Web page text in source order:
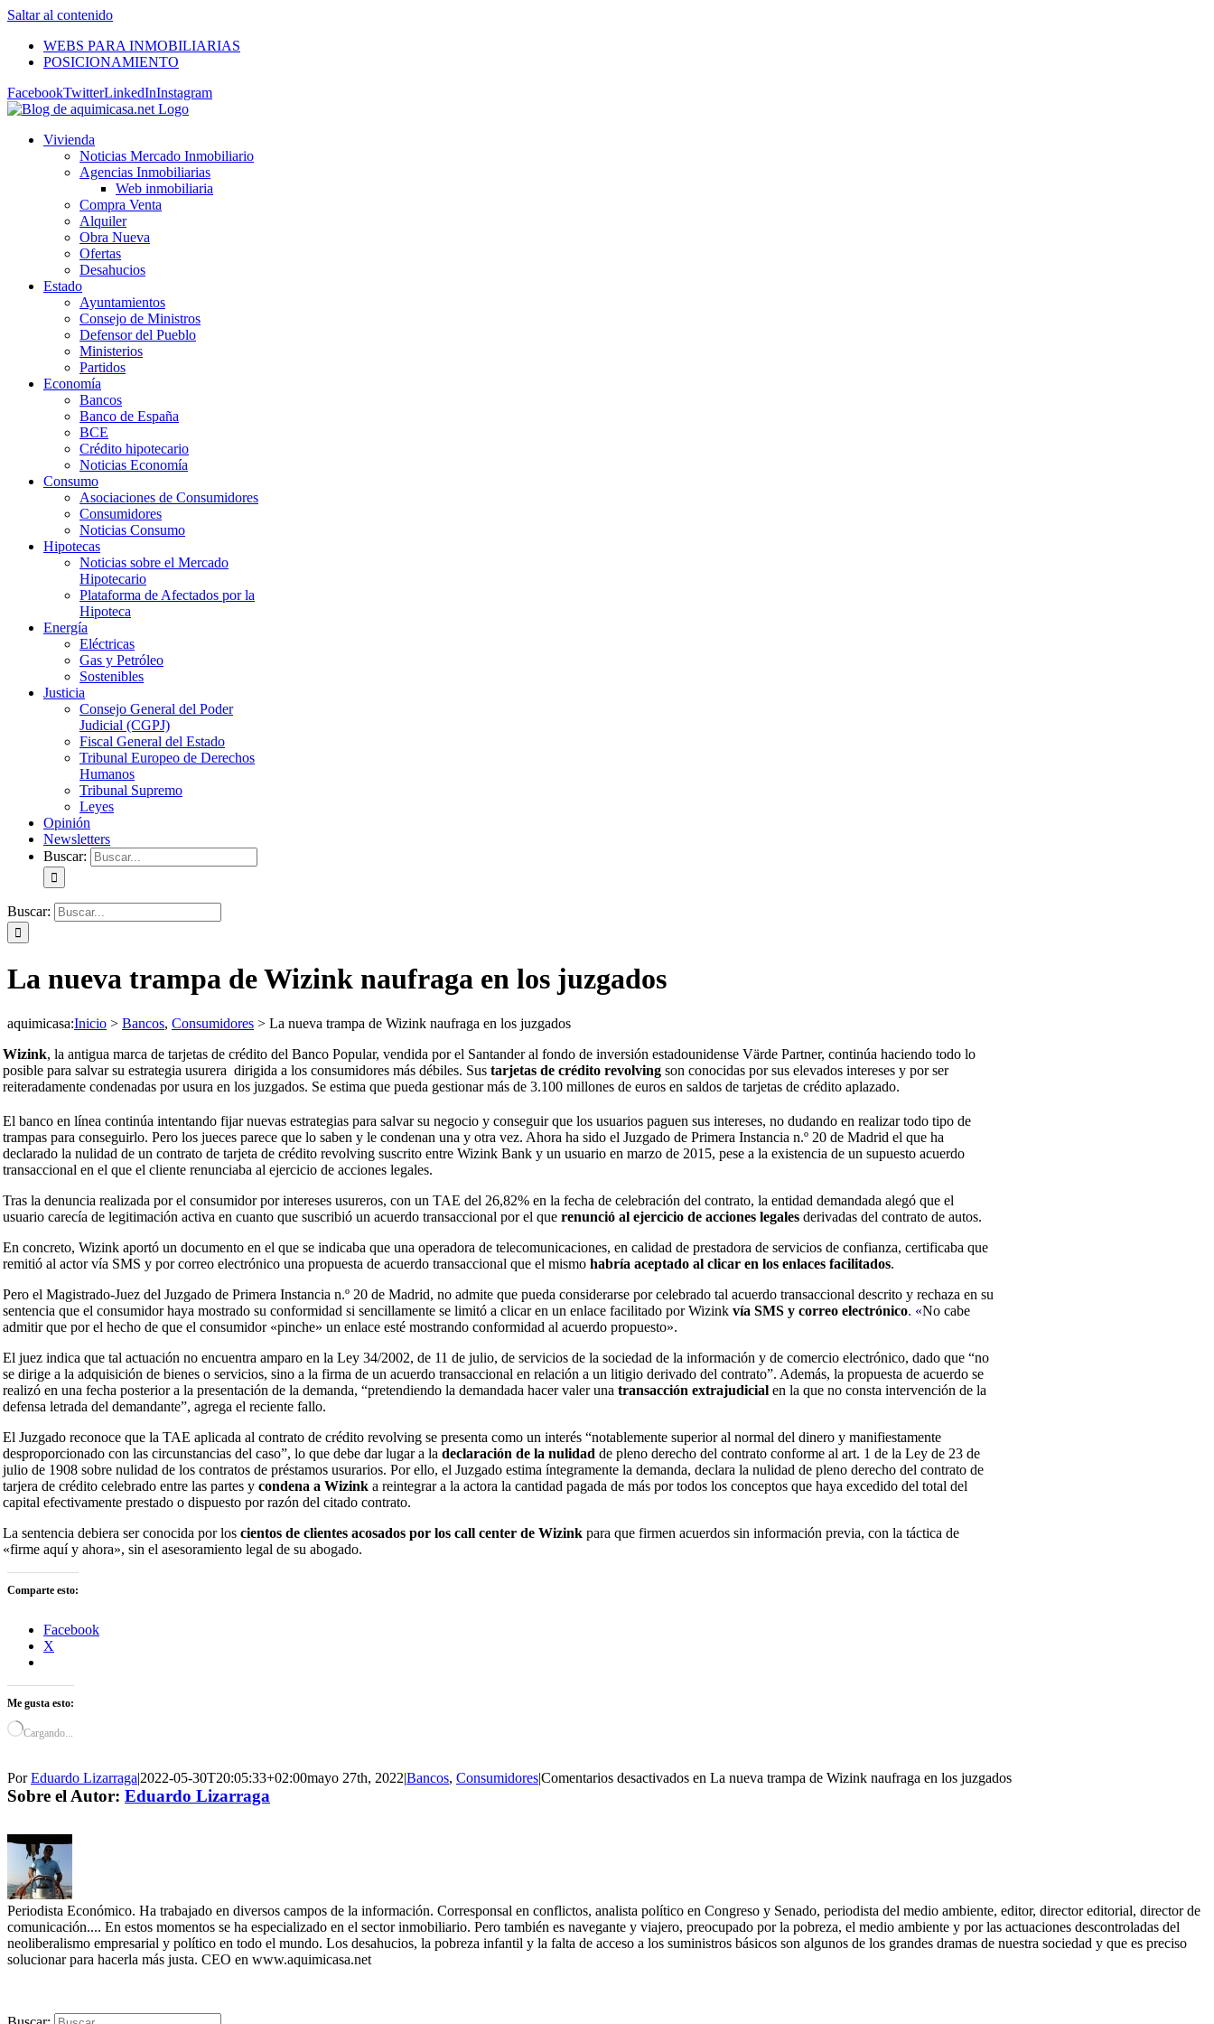
Saltar al contenido
WEBS PARA INMOBILIARIAS
POSICIONAMIENTO
FacebookTwitterLinkedInInstagram
Vivienda
Noticias Mercado Inmobiliario
Agencias Inmobiliarias
Web inmobiliaria
Compra Venta
Alquiler
Obra Nueva
Ofertas
Desahucios
Estado
Ayuntamientos
Consejo de Ministros
Defensor del Pueblo
Ministerios
Partidos
Economía
Bancos
Banco de España
BCE
Crédito hipotecario
Noticias Economía
Consumo
Asociaciones de Consumidores
Consumidores
Noticias Consumo
Hipotecas
Noticias sobre el Mercado
Hipotecario
Plataforma de Afectados por la
Hipoteca
Energía
Eléctricas
Gas y Petróleo
Sostenibles
Justicia
Consejo General del Poder
Judicial (CGPJ)
Fiscal General del Estado
Tribunal Europeo de Derechos
Humanos
Tribunal Supremo
Leyes
Opinión
Newsletters
Buscar:
Buscar:
La nueva trampa de Wizink naufraga en los juzgados
aquimicasa:Inicio > Bancos, Consumidores > La nueva trampa de Wizink naufraga en los juzgados
Wizink, la antigua marca de tarjetas de crédito del Banco Popular, vendida por el Santander al fondo de inversión estadounidense Värde Partner, continúa haciendo todo lo
posible para salvar su estrategia usurera dirigida a los consumidores más débiles. Sustarjetas de crédito revolving son conocidas por sus elevados intereses y por ser
reiteradamente condenadas por usura en los juzgados. Se estima que pueda gestionar más de 3.100 millones de euros en saldos de tarjetas de crédito aplazado.
​El banco en línea continúa intentando fijar nuevas estrategias para salvar su negocio y conseguir que los usuarios paguen sus intereses, no dudando en realizar todo tipo de
trampas para conseguirlo. Pero los jueces parece que lo saben y le condenan una y otra vez. Ahora ha sido el Juzgado de Primera Instancia n.º 20 de Madrid el que ha
declarado la nulidad de un contrato de tarjeta de crédito revolving suscrito entre Wizink Bank y un usuario en marzo de 2015, pese a la existencia de un supuesto acuerdo
transaccional en el que el cliente renunciaba al ejercicio de acciones legales.
Tras la denuncia realizada por el consumidor por intereses usureros, con un TAE del 26,82% en la fecha de celebración del contrato, la entidad demandada alegó que el
usuario carecía de legitimación activa en cuanto que suscribió un acuerdo transaccional por el querenunció al ejercicio de acciones legales derivadas del contrato de autos.
En concreto, Wizink aportó un documento en el que se indicaba que una operadora de telecomunicaciones, en calidad de prestadora de servicios de confianza, certificaba que
remitió al actor vía SMS y por correo electrónico una propuesta de acuerdo transaccional que el mismohabría aceptado al clicar en los enlaces facilitados.
Pero el Magistrado-Juez del Juzgado de Primera Instancia n.º 20 de Madrid, no admite que pueda considerarse por celebrado tal acuerdo transaccional descrito y rechaza en su
sentenciaque el consumidor haya mostrado su conformidad si sencillamente se limitó a clicar en un enlace facilitado por Wizinkvía SMS y correo electrónico. «No cabe
admitir que por el hecho de que el consumidor «pinche» un enlace esté mostrando conformidad al acuerdo propuesto».
El juez indica que tal actuación no encuentra amparo en la Ley 34/2002, de 11 de julio, de servicios de la sociedad de la información y de comercio electrónico, dado que “no
se dirige a la adquisición de bienes o servicios, sino a la firma de un acuerdo transaccional en relación a un litigio derivado del contrato”. Además, la propuesta de acuerdo se
realizó en una fecha posterior a la presentación de la demanda, “pretendiendo la demandada hacer valer unatransacción extrajudicial en la que no consta intervención de la
defensa letrada del demandante”, agrega el reciente fallo.
El Juzgado reconoce que la TAE aplicada al contrato de crédito revolving se presenta como un interés “notablemente superior al normal del dinero y manifiestamente
desproporcionado con las circunstancias del caso”, lo que debe dar lugar a ladeclaración de la nulidad de pleno derecho del contrato conforme al art. 1 de la Ley de 23 de
julio de 1908 sobre nulidad de los contratos de préstamos usurarios. Por ello, el Juzgado estima íntegramente la demanda, declara la nulidad de pleno derecho del contrato de
tarjera de crédito celebrado entre las partes ycondena a Wizink a reintegrar a la actora la cantidad pagada de más por todos los conceptos que haya excedido del total del
capital efectivamente prestado o dispuesto por razón del citado contrato.
La sentencia debiera ser conocida por loscientos de clientes acosados por los call center de Wizink para que firmen acuerdos sin información previa, con la táctica de
«firme aquí y ahora», sin el asesoramiento legal de su abogado.
Comparte esto:
Facebook
X
Me gusta esto:
Cargando...
PorEduardo Lizarraga|2022-05-30T20:05:33+02:00mayo 27th, 2022|Bancos, Consumidores|Comentarios desactivados en La nueva trampa de Wizink naufraga en los juzgados
Sobre el Autor: Eduardo Lizarraga
Periodista Económico. Ha trabajado en diversos campos de la información. Corresponsal en conflictos, analista político en Congreso y Senado, periodista del medio ambiente, editor, director editorial, director de
comunicación.... En estos momentos se ha especializado en el sector inmobiliario. Pero también es navegante y viajero, preocupado por la pobreza, el medio ambiente y por las actuaciones descontroladas del
neoliberalismo empresarial y político en todo el mundo. Los desahucios, la pobreza infantil y la falta de acceso a los suministros básicos son algunos de los grandes dramas de nuestra sociedad y que es preciso
solucionar para hacerla más justa. CEO en www.aquimicasa.net